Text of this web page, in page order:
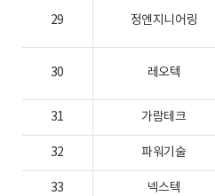
29 정엔지니어링
30 레오텍
31 가람테크
32 파워기술
33 넥스텍